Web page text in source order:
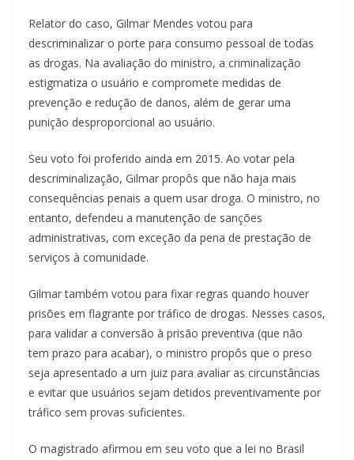
Relator do caso, Gilmar Mendes votou para
descriminalizar o porte para consumo pessoal de todas
as drogas. Na avaliação do ministro, a criminalização
estigmatiza o usuário e compromete medidas de
prevenção e redução de danos, além de gerar uma
punição desproporcional ao usuário.
Seu voto foi proferido ainda em 2015. Ao votar pela
descriminalização, Gilmar propôs que não haja mais
consequências penais a quem usar droga. O ministro, no
entanto, defendeu a manutenção de sanções
administrativas, com exceção da pena de prestação de
serviços à comunidade.
Gilmar também votou para fixar regras quando houver
prisões em flagrante por tráfico de drogas. Nesses casos,
para validar a conversão à prisão preventiva (que não
tem prazo para acabar), o ministro propôs que o preso
seja apresentado a um juiz para avaliar as circunstâncias
e evitar que usuários sejam detidos preventivamente por
tráfico sem provas suficientes.
O magistrado afirmou em seu voto que a lei no Brasil